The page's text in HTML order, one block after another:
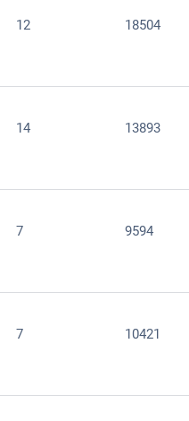
12 18504
14 13893
7 9594
7 10421